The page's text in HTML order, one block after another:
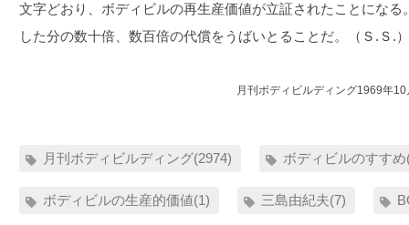
文字どおり、ボディビルの再生産価値が立証されたことにな
した分の数十倍、数百倍の代償をうばいとることだ。（Ｓ.Ｓ.
月刊ボディビルディング1969年10
月刊ボディビルディング(2974) ボディビルのすす
ボディビルの生産的価値(1) 三島由紀夫(7)